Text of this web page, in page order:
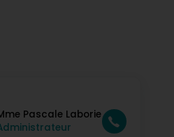
Pascale Laborie